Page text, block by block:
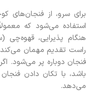
برای سرو، از فنجان‌های
استفاده می‌شود که
هنگام پذیرایی، قهوه‌چی
راست تقدیم مهمان
فنجان دوباره پر می‌شود.
باشد، با تکان دادن
می‌دهد.